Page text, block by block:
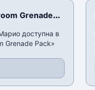
Grenade
доступна в
Grenade Pack»